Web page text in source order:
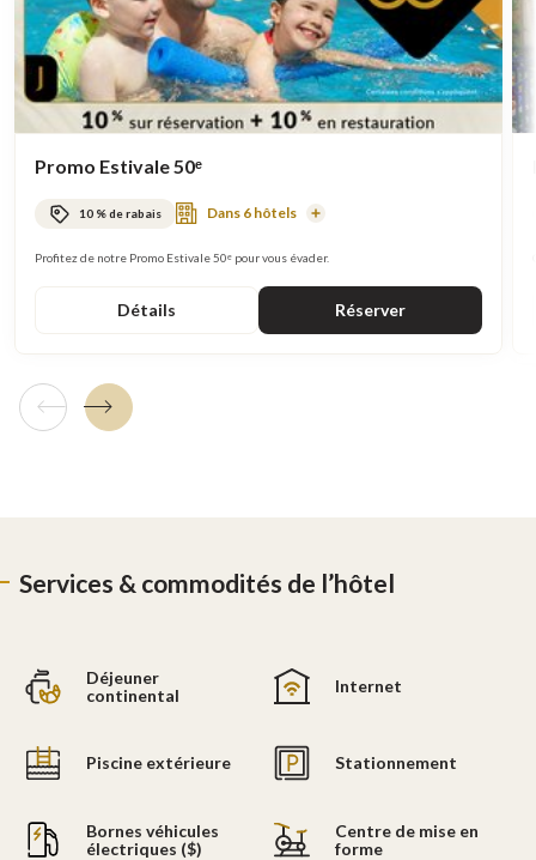
Promo Estivale 50ᵉ
10 % de rabais Dans 6 hôtels
En
Profitez de notre Promo Estivale 50ᵉ pour vous évader.
Détails Réserver
Tuile précédente
Tuile suivante
Services & commodités de l’hôtel
Déjeuner
continental
Internet
Piscine extérieure Stationnement
Bornes véhicules
électriques ($)
Centre de mise en
forme